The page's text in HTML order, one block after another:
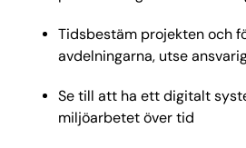
Tidsbestäm projekten och
avdelningarna, utse
Se till att ha ett digitalt
miljöarbetet över tid